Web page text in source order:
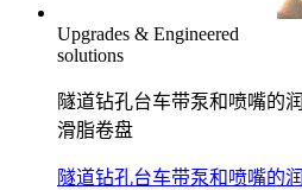
Upgrades & Engineered
solutions
隧道钻孔台车带泵和喷嘴的润
滑脂卷盘
隧道钻孔台车带泵和喷嘴的润